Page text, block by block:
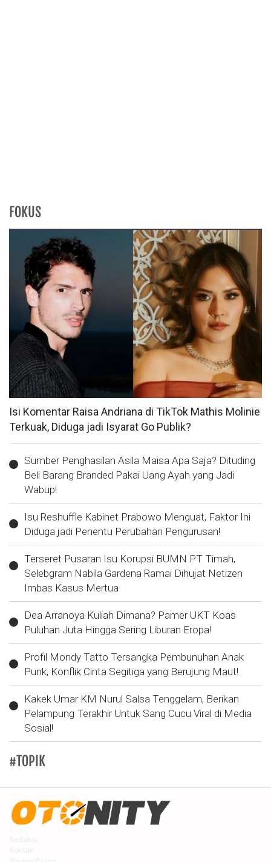
FOKUS
Isi Komentar Raisa Andriana di TikTok Mathis Molinie
Terkuak, Diduga jadi Isyarat Go Publik?
Sumber Penghasilan Asila Maisa Apa Saja? Dituding
Beli Barang Branded Pakai Uang Ayah yang Jadi
Wabup!
Isu Reshuffle Kabinet Prabowo Menguat, Faktor Ini
Diduga jadi Penentu Perubahan Pengurusan!
Terseret Pusaran Isu Korupsi BUMN PT Timah,
Selebgram Nabila Gardena Ramai Dihujat Netizen
Imbas Kasus Mertua
Dea Arranoya Kuliah Dimana? Pamer UKT Koas
Puluhan Juta Hingga Sering Liburan Eropa!
Profil Mondy Tatto Tersangka Pembunuhan Anak
Punk, Konflik Cinta Segitiga yang Berujung Maut!
Kakek Umar KM Nurul Salsa Tenggelam, Berikan
Pelampung Terakhir Untuk Sang Cucu Viral di Media
Sosial!
#TOPIK